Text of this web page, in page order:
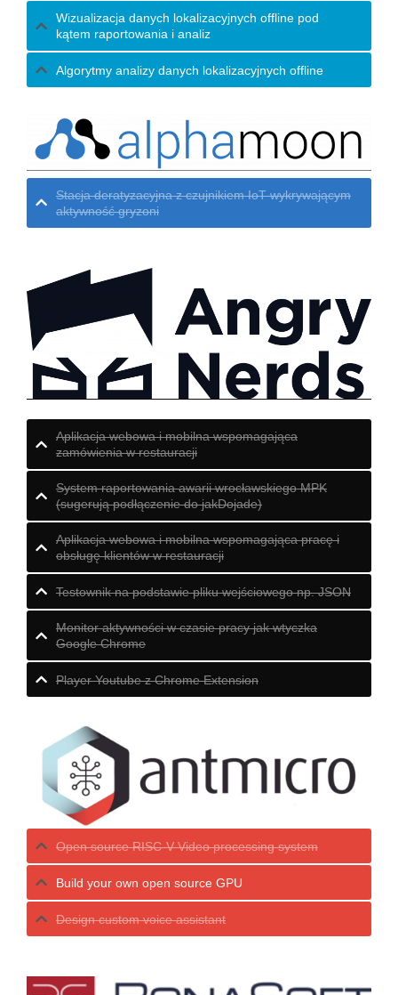
Wizualizacja danych lokalizacyjnych offline pod
kątem raportowania i analiz
Algorytmy analizy danych lokalizacyjnych offline
Stacja deratyzacyjna z czujnikiem IoT wykrywającym
aktywność gryzoni
Aplikacja webowa i mobilna wspomagająca
zamówienia w restauracji
System raportowania awarii wrocławskiego MPK
(sugerują podłączenie do jakDojade)
Aplikacja webowa i mobilna wspomagająca pracę i
obsługę klientów w restauracji
Testownik na podstawie pliku wejściowego np. JSON
Monitor aktywności w czasie pracy jak wtyczka
Google Chrome
Player Youtube z Chrome Extension
Open source RISC-V Video processing system
Build your own open source GPU
Design custom voice assistant